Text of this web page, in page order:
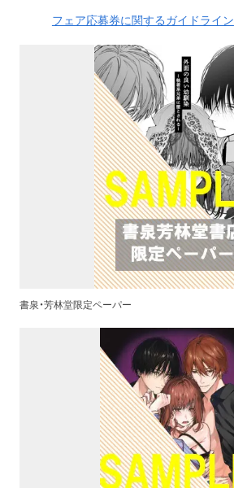
フェア応募券に関するガイドライン
書泉・芳林堂限定ペーパー